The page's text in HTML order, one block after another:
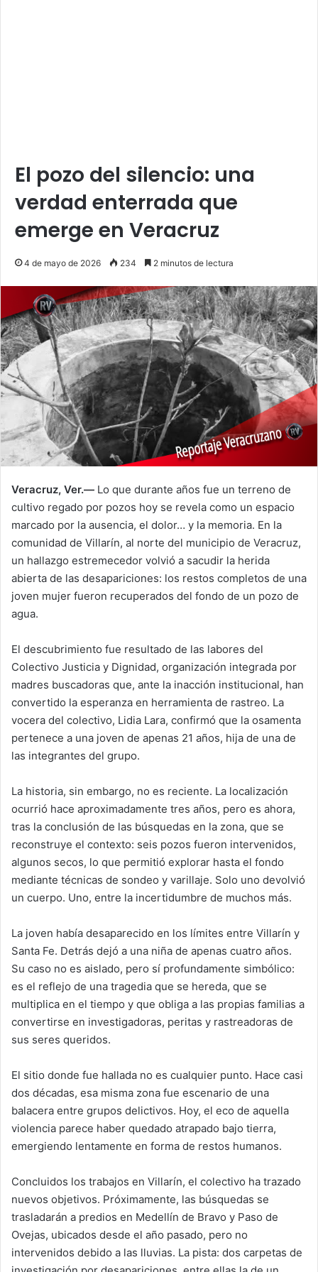
El pozo del silencio: una
verdad enterrada que
emerge en Veracruz
4 de mayo de 2026 234 2 minutos de lectura
Veracruz, Ver.— Lo que durante años fue un terreno de
cultivo regado por pozos hoy se revela como un espacio
marcado por la ausencia, el dolor… y la memoria. En la
comunidad de Villarín, al norte del municipio de Veracruz,
un hallazgo estremecedor volvió a sacudir la herida
abierta de las desapariciones: los restos completos de una
joven mujer fueron recuperados del fondo de un pozo de
agua.
El descubrimiento fue resultado de las labores del
Colectivo Justicia y Dignidad, organización integrada por
madres buscadoras que, ante la inacción institucional, han
convertido la esperanza en herramienta de rastreo. La
vocera del colectivo, Lidia Lara, confirmó que la osamenta
pertenece a una joven de apenas 21 años, hija de una de
las integrantes del grupo.
La historia, sin embargo, no es reciente. La localización
ocurrió hace aproximadamente tres años, pero es ahora,
tras la conclusión de las búsquedas en la zona, que se
reconstruye el contexto: seis pozos fueron intervenidos,
algunos secos, lo que permitió explorar hasta el fondo
mediante técnicas de sondeo y varillaje. Solo uno devolvió
un cuerpo. Uno, entre la incertidumbre de muchos más.
La joven había desaparecido en los límites entre Villarín y
Santa Fe. Detrás dejó a una niña de apenas cuatro años.
Su caso no es aislado, pero sí profundamente simbólico:
es el reflejo de una tragedia que se hereda, que se
multiplica en el tiempo y que obliga a las propias familias a
convertirse en investigadoras, peritas y rastreadoras de
sus seres queridos.
El sitio donde fue hallada no es cualquier punto. Hace casi
dos décadas, esa misma zona fue escenario de una
balacera entre grupos delictivos. Hoy, el eco de aquella
violencia parece haber quedado atrapado bajo tierra,
emergiendo lentamente en forma de restos humanos.
Concluidos los trabajos en Villarín, el colectivo ha trazado
nuevos objetivos. Próximamente, las búsquedas se
trasladarán a predios en Medellín de Bravo y Paso de
Ovejas, ubicados desde el año pasado, pero no
intervenidos debido a las lluvias. La pista: dos carpetas de